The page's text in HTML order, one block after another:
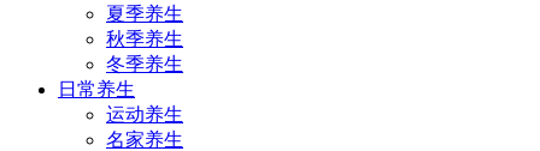
夏季养生
秋季养生
冬季养生
日常养生
运动养生
名家养生